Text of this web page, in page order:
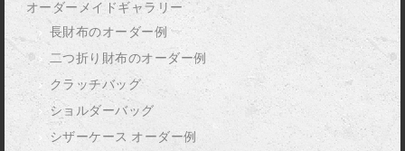
オーダーメイドギャラリー
長財布のオーダー例
二つ折り財布のオーダー例
クラッチバッグ
ショルダーバッグ
シザーケース オーダー例